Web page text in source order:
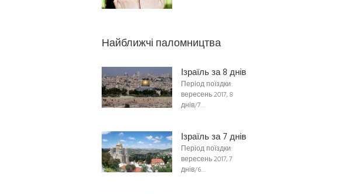
Найближчі паломництва
Ізраїль за 8 днів
Період поїздки:
вересень 2017, 8
днів/7…
Ізраїль за 7 днів
Період поїздки:
вересень 2017, 7
днів/6…